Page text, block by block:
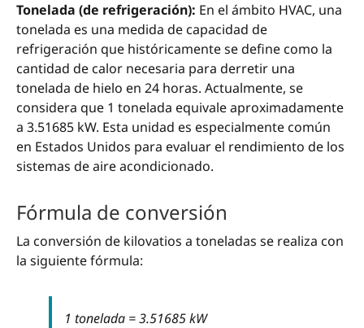
Tonelada (de refrigeración): En el ámbito HVAC, una
tonelada es una medida de capacidad de
refrigeración que históricamente se define como la
cantidad de calor necesaria para derretir una
tonelada de hielo en 24 horas. Actualmente, se
considera que 1 tonelada equivale aproximadamente
a 3.51685 kW. Esta unidad es especialmente común
en Estados Unidos para evaluar el rendimiento de los
sistemas de aire acondicionado.
Fórmula de conversión
La conversión de kilovatios a toneladas se realiza con
la siguiente fórmula:
1 tonelada = 3.51685 kW